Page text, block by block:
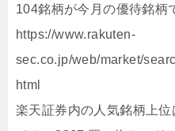
104銘柄が今月の優待銘柄
https://www.rakuten-
sec.co.jp/web/market/
html
楽天証券内の人気銘柄上位